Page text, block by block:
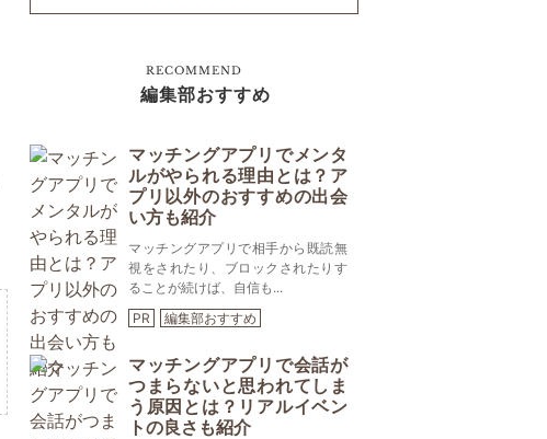
RECOMMEND
編集部おすすめ
マッチングアプリでメンタ
ルがやられる理由とは？ア
プリ以外のおすすめの出会
い方も紹介
マッチングアプリで相手から既読無
視をされたり、ブロックされたりす
ることが続けば、自信も...
PR
編集部おすすめ
マッチングアプリで会話が
つまらないと思われてしま
う原因とは？リアルイベン
トの良さも紹介